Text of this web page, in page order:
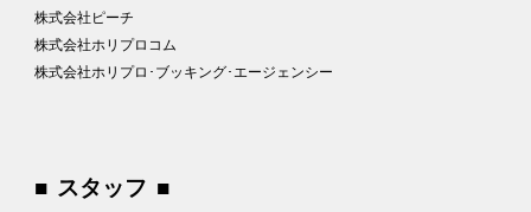
株式会社ピーチ
株式会社ホリプロコム
株式会社ホリプロ･ブッキング･エージェンシー
■ スタッフ ■